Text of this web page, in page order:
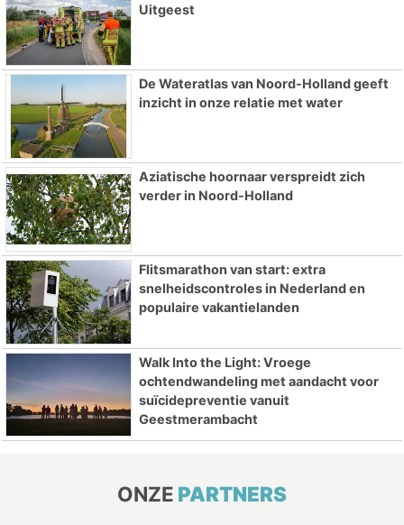
Uitgeest
De Wateratlas van Noord-Holland geeft
inzicht in onze relatie met water
Aziatische hoornaar verspreidt zich
verder in Noord-Holland
Flitsmarathon van start: extra
snelheidscontroles in Nederland en
populaire vakantielanden
Walk Into the Light: Vroege
ochtendwandeling met aandacht voor
suïcidepreventie vanuit
Geestmerambacht
ONZE PARTNERS